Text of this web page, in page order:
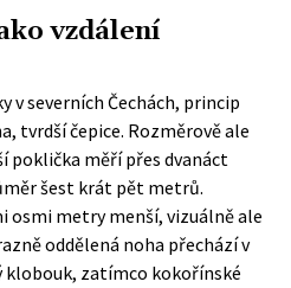
vzdálení
v severních Čechách, princip
tvrdší čepice. Rozměrově ale
poklička měří přes dvanáct
šest krát pět metrů.
osmi metry menší, vizuálně ale
oddělená noha přechází v
zatímco kokořínské